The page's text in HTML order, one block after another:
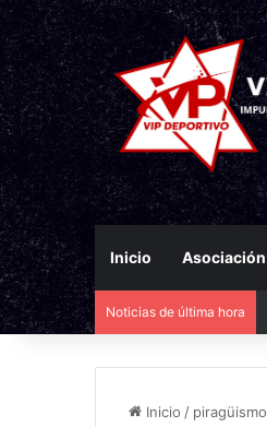
Inicio Asociación
Noticias de última hora
Inicio / piragüismo